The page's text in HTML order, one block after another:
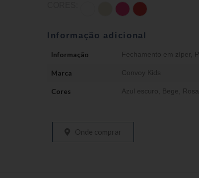
Informação adicional
Informação Fechamento em zíper
Marca Convoy Kids
Cores Azul escuro Bege Rosa
Onde comprar